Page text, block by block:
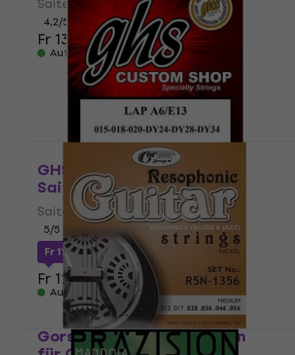
4,2/5
Fr 13
Auf Lager
GHS Lap Steel Strings 15-34
Saiten für Gitarre
Saiten für Gitarre
5/5
Fr 11.48mit dem Code MUZMUZ-5
Fr 12.51
Auf Lager
Gorstrings R5N-1356 Saiten